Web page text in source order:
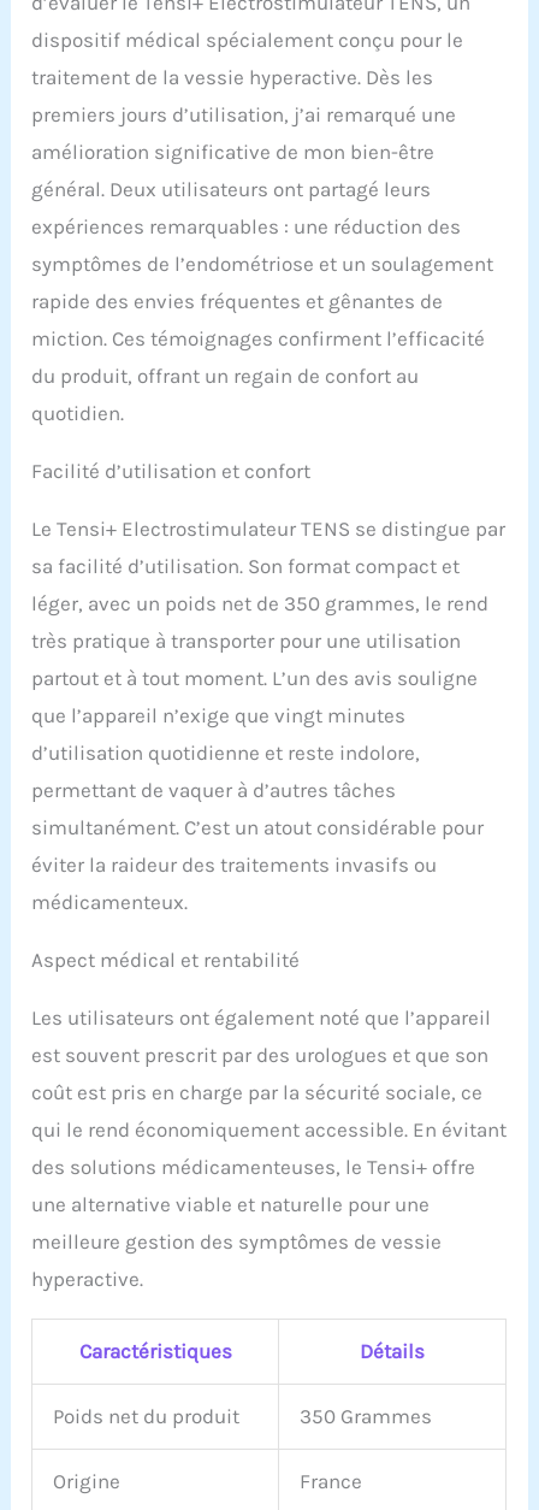
Tensi+, une paire
d'électrodes en silicone
graphite, une sangle de
maintien ajustable et
lavable, un câble USB de
rechargement et un gel
conducteur EMS/TENS
100ml. Marquage CE
selon MDR 2017/745.
dispositif médical spécialement conçu pour le
traitement de la vessie hyperactive. Dès les
premiers jours d’utilisation, j’ai remarqué une
amélioration significative de mon bien-être
général. Deux utilisateurs ont partagé leurs
expériences remarquables : une réduction des
symptômes de l’endométriose et un soulagement
rapide des envies fréquentes et gênantes de
miction. Ces témoignages confirment l’efficacité
du produit, offrant un regain de confort au
quotidien.
Facilité d’utilisation et confort
Le Tensi+ Electrostimulateur TENS se distingue par
sa facilité d’utilisation. Son format compact et
léger, avec un poids net de 350 grammes, le rend
très pratique à transporter pour une utilisation
partout et à tout moment. L’un des avis souligne
que l’appareil n’exige que vingt minutes
d’utilisation quotidienne et reste indolore,
permettant de vaquer à d’autres tâches
simultanément. C’est un atout considérable pour
éviter la raideur des traitements invasifs ou
médicamenteux.
Aspect médical et rentabilité
Les utilisateurs ont également noté que l’appareil
est souvent prescrit par des urologues et que son
coût est pris en charge par la sécurité sociale, ce
qui le rend économiquement accessible. En évitant
des solutions médicamenteuses, le Tensi+ offre
une alternative viable et naturelle pour une
meilleure gestion des symptômes de vessie
hyperactive.
Caractéristiques Détails
Poids net du produit 350 Grammes
Origine France